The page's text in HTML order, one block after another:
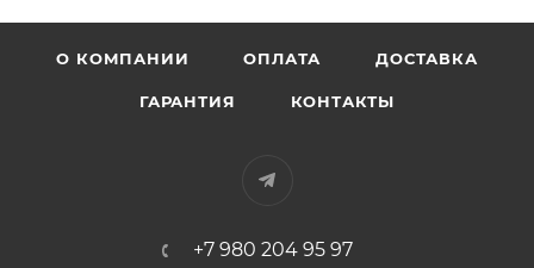
О КОМПАНИИ ОПЛАТА ДОСТАВКА
ГАРАНТИЯ КОНТАКТЫ
+7 980 204 95 97